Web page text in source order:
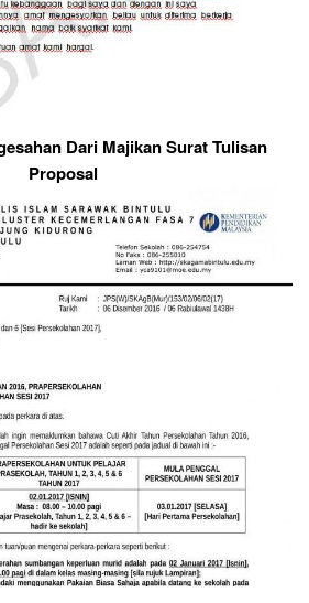
Dari Majikan Surat Tulisan
Proposal